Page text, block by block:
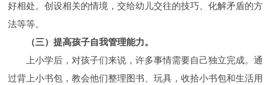
好相处。创设相关的情境，交给幼儿交往的技巧、化解矛盾的方
法等等。
（三）提高孩子自我管理能力。
上小学后，对孩子们来说，许多事情需要自己独立完成。通
过背上小书包，教会他们整理图书、玩具，收拾小书包和生活用